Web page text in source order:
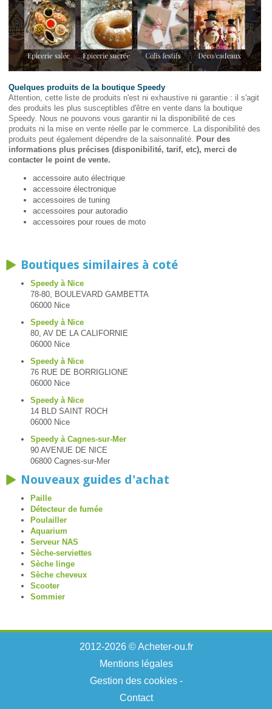
Quelques produits de la boutique Speedy
Attention, cette liste de produits n'est ni exhaustive ni garantie : il s'agit
des produits les plus susceptibles d'être en vente dans la boutique
Speedy. Nous ne pouvons vous garantir ni la disponibilité de ces
produits ni la mise en vente réelle par le commerce. La disponibilité des
produits peut également dépendre de la saisonnalité. Pour des
informations plus précises (disponibilité, tarif, etc), merci de
contacter le point de vente.
accessoire auto électrique
accessoire électronique
accessoires de tuning
accessoires pour autoradio
accessoires pour roues de moto
Boutiques similaires à coté
Speedy à Nice
78-80, BOULEVARD GAMBETTA
06000 Nice
Speedy à Nice
80, AV DE LA CALIFORNIE
06000 Nice
Speedy à Nice
76 RUE DE BORRIGLIONE
06000 Nice
Speedy à Nice
14 BLD SAINT ROCH
06000 Nice
Speedy à Cagnes-sur-Mer
90 AVENUE DE NICE
06800 Cagnes-sur-Mer
Nouveaux guides d'achat
Paille
Détecteur de fumée
Poulailler
Aquarium
Serveur NAS
Sèche-serviettes
Sèche linge
Sèche cheveux
Scooter
Sommier
2012-2026 © Acheter-ou.fr
Mentions légales
Gestion des cookies-
Contact